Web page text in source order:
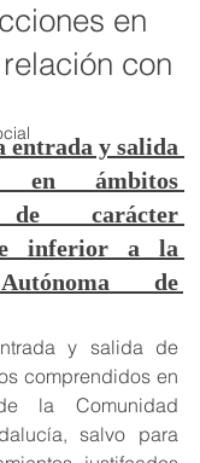
en
con
entrada y salida
en ámbitos
de carácter
inferior a la
de
y salida de
comprendidos en
la Comunidad
salvo para